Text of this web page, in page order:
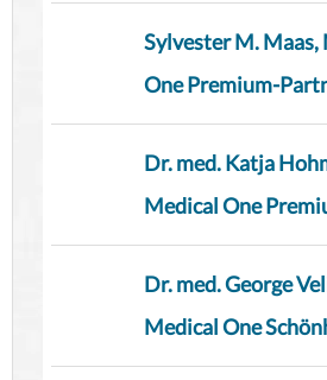
Sylvester M.
One Premium-
Dr. med. Katja
Medical One
Dr. med. George
Medical One